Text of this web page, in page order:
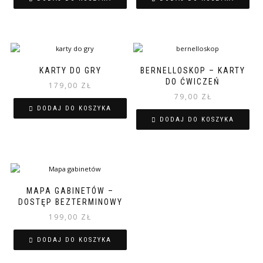
159,90 zł.
139,99 zł.
KARTY DO GRY
179,00 ZŁ
DODAJ DO KOSZYKA
BERNELLOSKOP – KARTY
DO ĆWICZEŃ
79,00 ZŁ
DODAJ DO KOSZYKA
MAPA GABINETÓW –
DOSTĘP BEZTERMINOWY
199,00 ZŁ
DODAJ DO KOSZYKA